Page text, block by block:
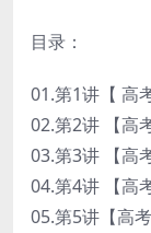
目录：
01.第1讲【 高
02.第2讲 【高
03.第3讲 【高
04.第4讲 【高
05.第5讲【高